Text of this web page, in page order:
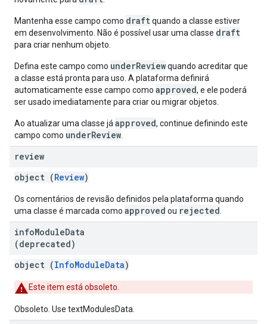
Mantenha esse campo como draftquando a classe estiver
em desenvolvimento. Não é possível usar uma classe draft
para criar nenhum objeto.
Defina este campo como underReviewquando acreditar que
a classe está pronta para uso. A plataforma definirá
automaticamente esse campo como approved, e ele poderá
ser usado imediatamente para criar ou migrar objetos.
Ao atualizar uma classe já approved, continue definindo este
campo como underReview
review
object (Review)
Os comentários de revisão definidos pela plataforma quando
uma classe é marcada como approved ou rejected
infoModuleData
(deprecated)
object (InfoModuleData)
Este item está obsoleto.
Obsoleto. Use textModulesData.